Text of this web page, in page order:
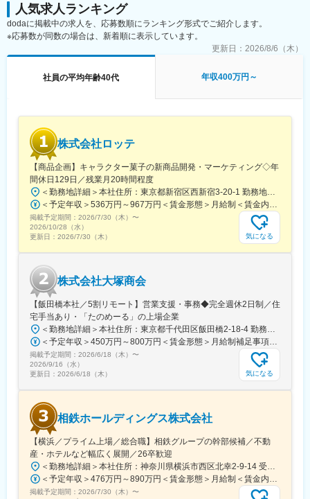
・会社としても自由なコミュニケーションが促進される社風で、
実力に基づいた評価制度が整っており、努力次第で昇進・昇格の
チャンスがることから、やりがい＆プライベートを充実させるこ
とが可能です。
・社員の勤続年数が長く、働きやすい環境です。
■福利厚生：
（寮費は月額13,000円/水道・光熱費、Wi-Fi込み）
・借上独身寮制度：月額賃借料の75%会社負担※上限75,000円
（満40歳まで）
・借上社宅制度：月額賃借料の75%会社負担※上限100,000円（満
40歳まで）
・住宅手当：持ち家の場合、住宅手当5万円（独身世帯の場合は3
万円）を支給
■社風：
風通しの良い雰囲気やフランクにコミュニケーションが可能で自
由闊達な社風です。業務については、任される裁量が大きい分、
責任感を持って取り組む姿勢が求められます。実力重視の職能資
格制度を採用しており、実績次第で昇進・昇格が可能です。
人気求人ランキング
dodaに掲載中の求人を、応募数順にランキング形式でご紹介します。
※応募数が同数の場合は、新着順に表示しています。
更新日： 2026/8/6（木）
社員の平均年齢40代 年収400万円～
株式会社ロッテ
【商品企画】キャラクター菓子の新商品開発・マーケティング◇年
間休日129日／残業月20時間程度
掲載予定期間： 2026/7/30（木） 〜
2026/10/28（水）
更新日： 2026/7/30（木） 気になる
株式会社大塚商会
【飯田橋本社／5割リモート】営業支援・事務◆完全週休2日制／住
宅手当あり・「たのめーる」の上場企業
掲載予定期間： 2026/6/18（木） 〜
2026/9/16（水）
更新日： 2026/6/18（木） 気になる
相鉄ホールディングス株式会社
【横浜／プライム上場／総合職】相鉄グループの幹部候補／不動
産・ホテルなど幅広く展開／26卒歓迎
掲載予定期間： 2026/7/30（木） 〜